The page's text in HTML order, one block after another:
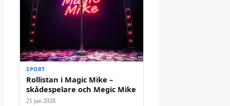
SPORT
Rollistan i Magic Mike –
skådespelare och Megic Mike
21 jun 2026